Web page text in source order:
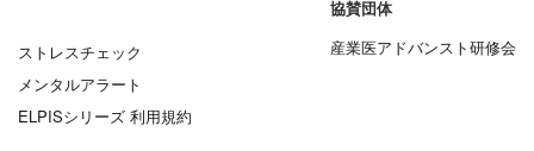
ストレスチェック
メンタルアラート
ELPISシリーズ 利用規約
協賛団体
産業医アドバンスト研修会